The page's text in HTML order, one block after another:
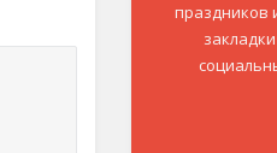
праздников